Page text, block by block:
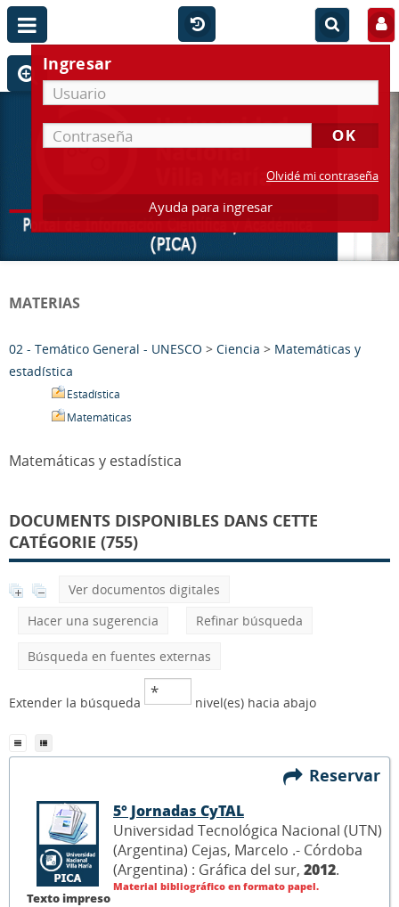
Ingresar
Olvidé mi contraseña
Ayuda para ingresar
MATERIAS
02 - Temático General - UNESCO > Ciencia > Matemáticas y
estadística
Estadística
Matemáticas
Matemáticas y estadística
DOCUMENTS DISPONIBLES DANS CETTE
CATÉGORIE (755)
Ver documentos digitales
Hacer una sugerencia
Refinar búsqueda
Búsqueda en fuentes externas
Extender la búsqueda nivel(es) hacia abajo
Reservar
Texto impreso
5° Jornadas CyTAL
Universidad Tecnológica Nacional (UTN)
(Argentina) Cejas, Marcelo .- Córdoba
(Argentina) : Gráfica del sur, 2012.
Material bibliográfico en formato papel.